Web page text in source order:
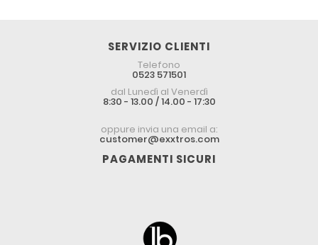
SERVIZIO CLIENTI
Telefono
0523 571501
dal Lunedì al Venerdì
8:30 - 13.00 / 14.00 - 17:30
oppure invia una email a:
customer@exxtros.com
PAGAMENTI SICURI